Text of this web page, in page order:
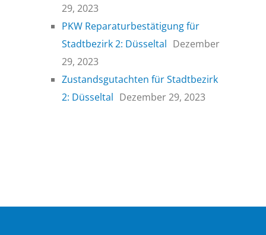
29, 2023
PKW Reparaturbestätigung für
Stadtbezirk 2: Düsseltal Dezember
29, 2023
Zustandsgutachten für Stadtbezirk
2: Düsseltal Dezember 29, 2023